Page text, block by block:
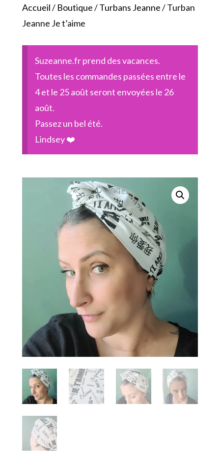
Accueil/ Boutique/Turbans Jeanne/ Turban
Jeanne Je t’aime
Suzeanne.fr prend des vacances.
Toutes les commandes passées entre le
4 et le 25 août seront envoyées le 26
août.
Passez un bel été.
Lindsey ❤️